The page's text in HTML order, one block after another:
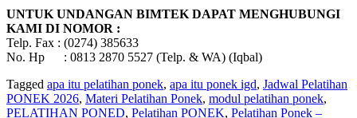
UNTUK UNDANGAN BIMTEK DAPAT MENGHUBUNGI
KAMI DI NOMOR :
Telp. Fax : (0274) 385633
No. Hp : 0813 2870 5527 (Telp. & WA) (Iqbal)
Tagged apa itu pelatihan ponek, apa itu ponek igd, Jadwal Pelatihan
PONEK 2026, Materi Pelatihan Ponek, modul pelatihan ponek,
PELATIHAN PONED, Pelatihan PONEK, Pelatihan Ponek –